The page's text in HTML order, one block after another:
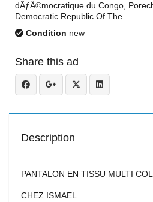
dÃƒÂ©mocratique du Congo,
Democratic Republic Of The
Condition new
Share this ad
Description
PANTALON EN TISSU MULTI
CHEZ ISMAEL